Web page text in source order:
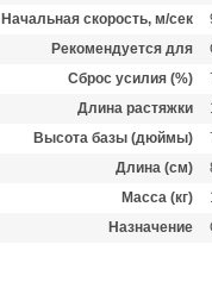
Начальная скорость, м/сек
Рекомендуется для
Сброс усилия (%)
Длина растяжки
Высота базы (дюймы)
Длина (см)
Масса (кг)
Назначение